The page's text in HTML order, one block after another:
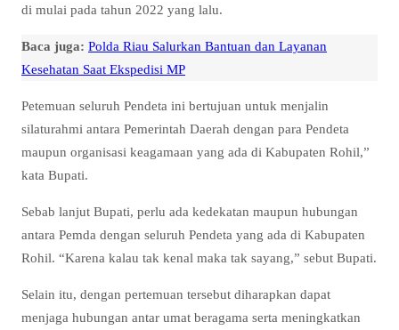
di mulai pada tahun 2022 yang lalu.
Baca juga: Polda Riau Salurkan Bantuan dan Layanan
Kesehatan Saat Ekspedisi MP
Petemuan seluruh Pendeta ini bertujuan untuk menjalin
silaturahmi antara Pemerintah Daerah dengan para Pendeta
maupun organisasi keagamaan yang ada di Kabupaten Rohil,”
kata Bupati.
Sebab lanjut Bupati, perlu ada kedekatan maupun hubungan
antara Pemda dengan seluruh Pendeta yang ada di Kabupaten
Rohil. “Karena kalau tak kenal maka tak sayang,” sebut Bupati.
Selain itu, dengan pertemuan tersebut diharapkan dapat
menjaga hubungan antar umat beragama serta meningkatkan